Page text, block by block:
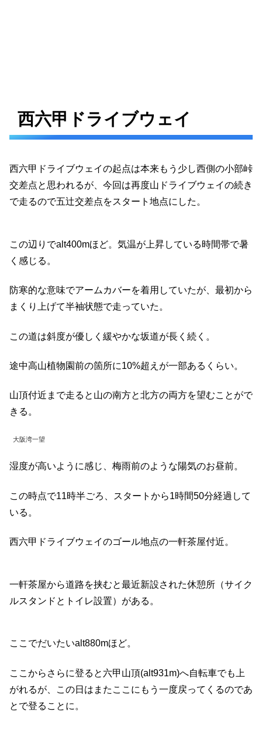
西六甲ドライブウェイ
西六甲ドライブウェイの起点は本来もう少し西側の小部峠
交差点と思われるが、今回は再度山ドライブウェイの続き
で走るので五辻交差点をスタート地点にした。
この辺りでalt400mほど。気温が上昇している時間帯で暑
く感じる。
防寒的な意味でアームカバーを着用していたが、最初から
まくり上げて半袖状態で走っていた。
この道は斜度が優しく緩やかな坂道が長く続く。
途中高山植物園前の箇所に10%超えが一部あるくらい。
山頂付近まで走ると山の南方と北方の両方を望むことがで
きる。
大阪湾一望
湿度が高いように感じ、梅雨前のような陽気のお昼前。
この時点で11時半ごろ、スタートから1時間50分経過して
いる。
西六甲ドライブウェイのゴール地点の一軒茶屋付近。
一軒茶屋から道路を挟むと最近新設された休憩所（サイク
ルスタンドとトイレ設置）がある。
ここでだいたいalt880mほど。
ここからさらに登ると六甲山頂(alt931m)へ自転車でも上
がれるが、この日はまたここにもう一度戻ってくるのであ
とで登ることに。